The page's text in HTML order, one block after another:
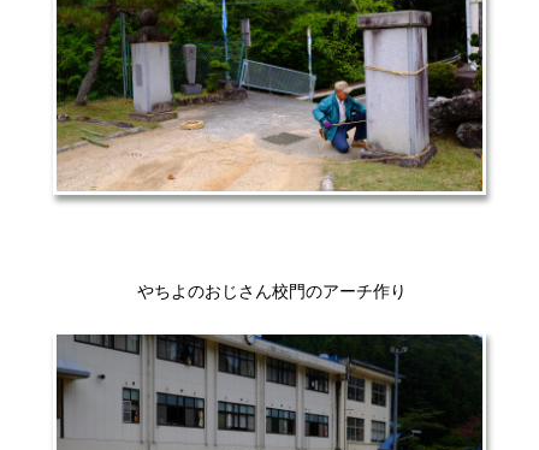
やちよのおじさん校門のアーチ作り